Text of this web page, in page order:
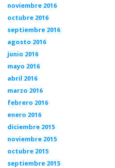
noviembre 2016
octubre 2016
septiembre 2016
agosto 2016
junio 2016
mayo 2016
abril 2016
marzo 2016
febrero 2016
enero 2016
diciembre 2015
noviembre 2015
octubre 2015
septiembre 2015